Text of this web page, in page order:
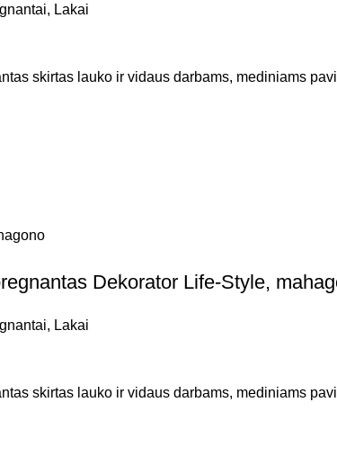
, Lakai
skirtas lauko ir vidaus darbams, mediniams
Dekorator Life-Style,
, Lakai
skirtas lauko ir vidaus darbams, mediniams